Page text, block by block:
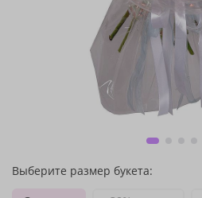
Выберите размер букета: